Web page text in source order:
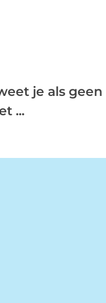
je als geen
...